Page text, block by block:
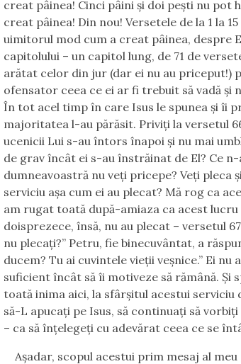
creat pâinea! Cinci pâini şi doi peşti nu pot
creat pâinea! Din nou! Versetele de la 1 la
uimitorul mod cum a creat pâinea, despre
capitolului – un capitol lung, de 71 de
arătat celor din jur (dar ei nu au priceput!)
ofensator ceea ce ei ar fi trebuit să vadă şi
În tot acel timp în care Isus le spunea şi îi
majoritatea l-au părăsit. Priviți la versetul
ucenicii Lui s-au întors înapoi şi nu mai
de grav încât ei s-au înstrăinat de El? Ce
dumneavoastră nu veţi pricepe? Veţi pleca
serviciu aşa cum ei au plecat? Mă rog ca
am rugat toată după-amiaza ca acest lucru
doisprezece, însă, nu au plecat – versetul
nu plecaţi?” Petru, fie binecuvântat, a
ducem? Tu ai cuvintele vieţii veşnice.” Ei nu
suficient încât să îi motiveze să rămână. Şi
toată inima aici, la sfârşitul acestui
să-L apucaţi pe Isus, să continuaţi să
– ca să înţelegeți cu adevărat ceea ce se
Aşadar, scopul acestui prim mesaj al